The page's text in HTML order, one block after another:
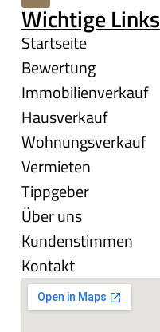
Wichtige Links
Startseite
Bewertung
Immobilienverkauf
Hausverkauf
Wohnungsverkauf
Vermieten
Tippgeber
Über uns
Kundenstimmen
Kontakt